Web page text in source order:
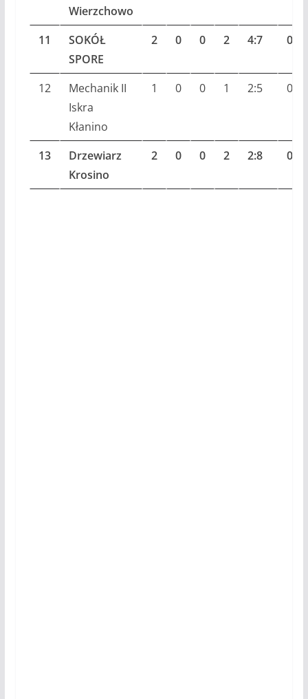
Wierzchowo
11
SOKÓŁ
SPORE
2 0 0 2 4:7 0
12
Mechanik II
Iskra
Kłanino
1 0 0 1 2:5 0
13
Drzewiarz
Krosino
2 0 0 2 2:8 0